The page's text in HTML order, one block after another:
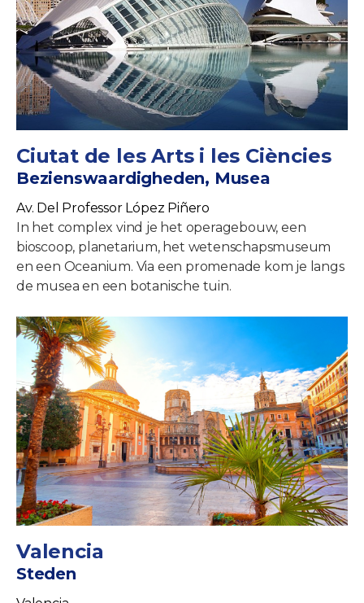
Ciutat de les Arts i les Ciències
Bezienswaardigheden, Musea
Av. Del Professor López Piñero
In het complex vind je het operagebouw, een
bioscoop, planetarium, het wetenschapsmuseum
en een Oceanium. Via een promenade kom je langs
de musea en een botanische tuin.
Valencia
Steden